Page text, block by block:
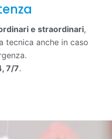
e straordinari,
tecnica anche in caso
7/7.